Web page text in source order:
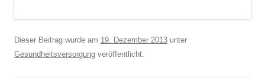
Dieser Beitrag wurde am 19. Dezember 2013 unter
Gesundheitsversorgung veröffentlicht.